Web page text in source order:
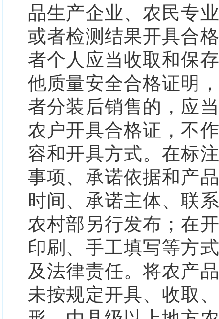
品生产企业、农民专
或者检测结果开具合
者个人应当收取和保
他质量安全合格证明
者分装后销售的，应
农户开具合格证，不
容和开具方式。在标
事项、承诺依据和产
时间、承诺主体、联
农村部另行发布；在
印刷、手工填写等方
及法律责任。将农产
未按规定开具、收取